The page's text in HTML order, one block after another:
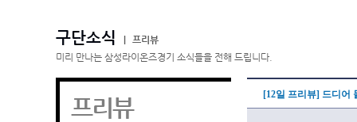
구단소식
프리뷰
미리 만나는 삼성라이온즈경기 소식들을 전해 드립니다.
프리뷰 [12일 프리뷰] 드디